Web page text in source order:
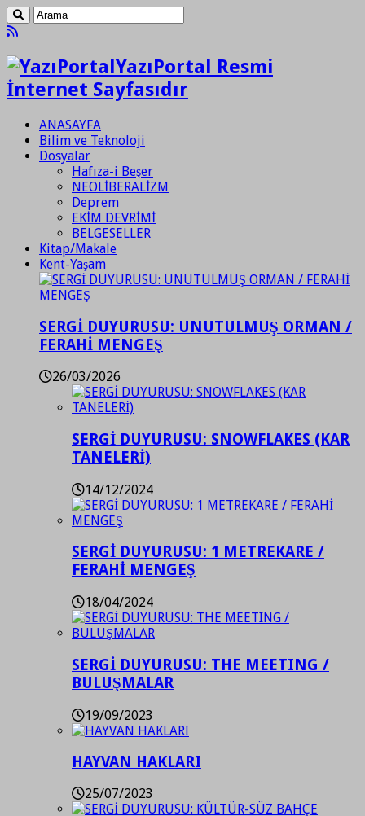
YazıPortal Resmi
İnternet Sayfasıdır
ANASAYFA
Bilim ve Teknoloji
Dosyalar
Hafıza-i Beşer
NEOLİBERALİZM
Deprem
EKİM DEVRİMİ
BELGESELLER
Kitap/Makale
Kent-Yaşam
SERGİ DUYURUSU: UNUTULMUŞ ORMAN /
FERAHİ MENGEŞ
26/03/2026
SERGİ DUYURUSU: SNOWFLAKES (KAR
TANELERİ)
14/12/2024
SERGİ DUYURUSU: 1 METREKARE /
FERAHİ MENGEŞ
18/04/2024
SERGİ DUYURUSU: THE MEETING /
BULUŞMALAR
19/09/2023
HAYVAN HAKLARI
25/07/2023